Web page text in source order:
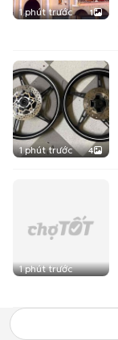
1 phút trước 1
1 phút trước 4
1 phút trước